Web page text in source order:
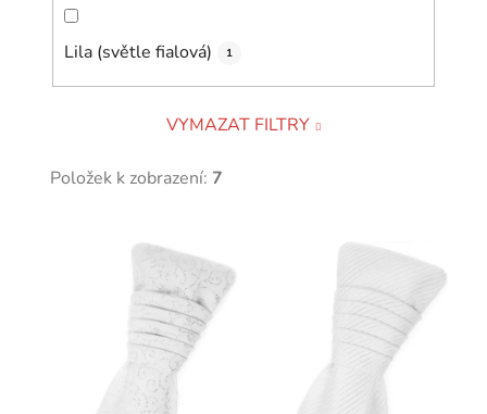
Lila (světle fialová) 1
VYMAZAT FILTRY
Položek k zobrazení: 7